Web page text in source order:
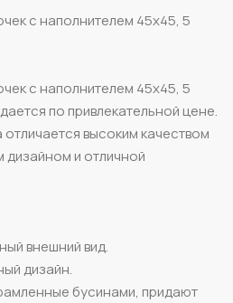
с наполнителем 45x45, 5
с наполнителем 45x45, 5
по привлекательной цене.
высоким качеством
дизайном и отличной
внешний вид.
дизайн.
бусинами, придают